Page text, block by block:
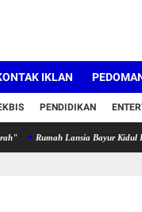
IKLAN
PENDIDIKAN
Lansia Bayur Kidul Hampir